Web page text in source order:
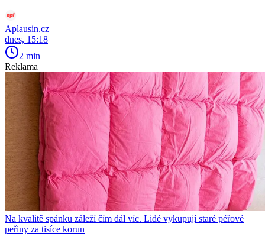
Aplausin.cz
dnes, 15:18
2 min
Reklama
Na kvalitě spánku záleží čím dál víc. Lidé vykupují staré péřové
peřiny za tisíce korun